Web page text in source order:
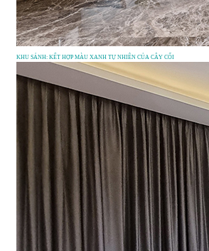
KHU SẢNH: KẾT HỢP MÀU XANH TỰ NHIÊN CỦA CÂY CỐI